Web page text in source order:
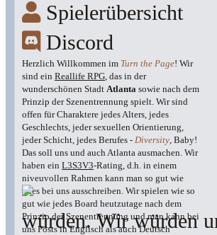
Spielerübersicht
Discord
Herzlich Willkommen im Turn the Page! Wir
sind ein Reallife RPG , das in der
wunderschönen Stadt Atlanta sowie nach dem
Prinzip der Szenentrennung spielt. Wir sind
offen für Charaktere jedes Alters, jedes
Geschlechts, jeder sexuellen Orientierung,
jeder Schicht, jedes Berufes - Diversity , Baby!
Das soll uns und auch Atlanta ausmachen. Wir
haben ein L3S3V3-Rating, d.h. in einem
niveuvollen Rahmen kann man so gut wie
alles bei uns ausschreiben. Wir spielen wie so
gut wie jedes Board heutzutage nach dem
Prinzip der Szenentrennung und man kann bei
uns Posts in Englisch als auch Deutsch
würden. Wir würden